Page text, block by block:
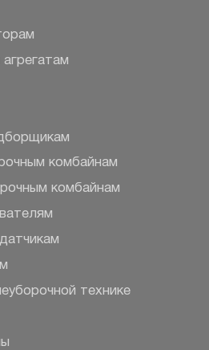
комбайнам
комбайнам
технике